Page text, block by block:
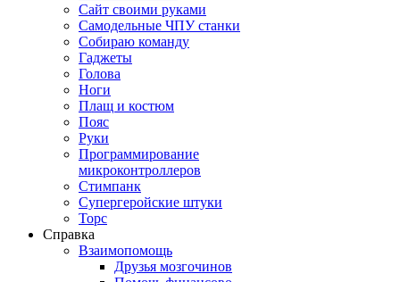
Сайт своими руками
Самодельные ЧПУ станки
Собираю команду
Гаджеты
Голова
Ноги
Плащ и костюм
Пояс
Руки
Программирование
микроконтроллеров
Стимпанк
Супергеройские штуки
Торс
Справка
Взаимопомощь
Друзья мозгочинов